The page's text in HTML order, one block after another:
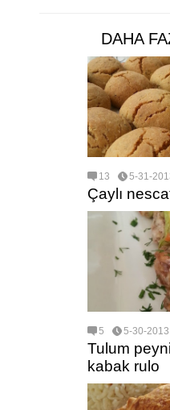
DAHA
13 5-31-
Çaylı
5 5-30-2013
Tulum
kabak rulo